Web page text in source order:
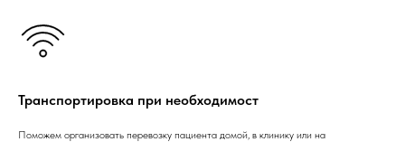
Транспортировка при необходимост
Поможем организовать перевозку пациента домой, в клинику или на